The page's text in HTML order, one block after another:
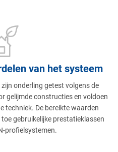
van het systeem
onderling getest volgens de
gelijmde constructies en voldoen
techniek. De bereikte waarden
gebruikelijke prestatieklassen
profielsystemen.